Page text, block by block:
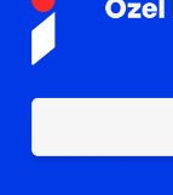
Popüler Markalar
Farmasi
Fashcolle